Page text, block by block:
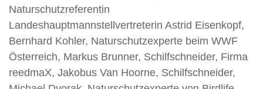
Naturschutzreferentin
Landeshauptmannstellvertreterin Astrid Eisenkopf,
Bernhard Kohler, Naturschutzexperte beim WWF
Österreich, Markus Brunner, Schilfschneider, Firma
reedmaX, Jakobus Van Hoorne, Schilfschneider,